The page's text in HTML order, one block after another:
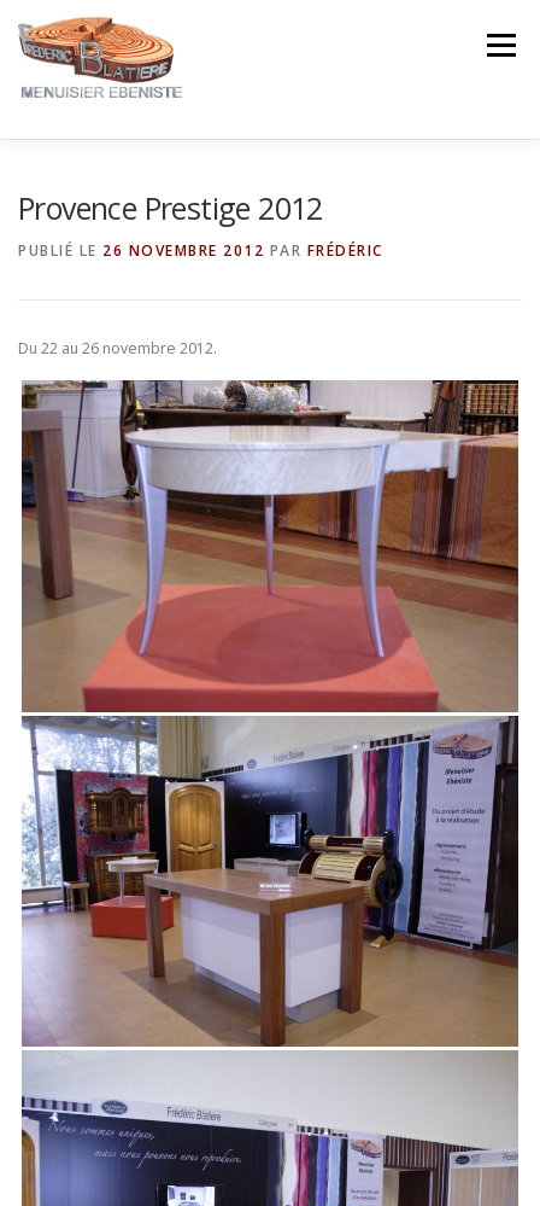
contenu
Menu
Provence Prestige 2012
PUBLIÉ LE 26 NOVEMBRE 2012 PAR FRÉDÉRIC
Du 22 au 26 novembre 2012.